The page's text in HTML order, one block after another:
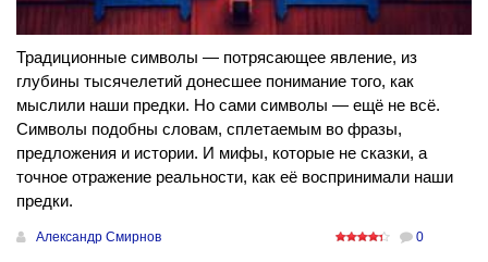
Традиционные символы — потрясающее явление, из
глубины тысячелетий донесшее понимание того, как
мыслили наши предки. Но сами символы — ещё не всё.
Символы подобны словам, сплетаемым во фразы,
предложения и истории. И мифы, которые не сказки, а
точное отражение реальности, как её воспринимали наши
предки.
Александр Смирнов 0